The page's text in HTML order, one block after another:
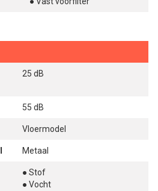
25 dB
55 dB
Vloermodel
Metaal
● Stof
● Vocht